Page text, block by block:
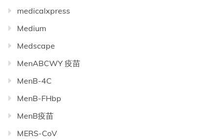
medicalxpress
Medium
Medscape
MenABCWY 疫苗
MenB-4C
MenB-FHbp
MenB疫苗
MERS-CoV